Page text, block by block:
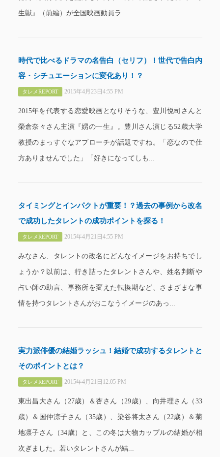
生獣』（前編）が全国映画動員ラ...
時代で比べるドラマの名告白（セリフ）！世代で告白内
容・シチュエーションに変化あり！？
タレメREPORT 2015年4月23日4:55 PM
2015年を代表する恋愛映画となりそうな、豊川悦司さんと
榮倉奈々さん主演『娚の一生』。豊川さん演じる52歳大学
教授のまっすぐなアプローチが話題ですね。「恋なので仕
方ありませんでした」「好きになってしも...
タイミングとインパクトが重要！？過去の事例から改名
で成功したタレントの成功ポイントを探る！
タレメREPORT 2015年4月21日4:55 PM
みなさん、タレントの改名にどんなイメージをお持ちでし
ょうか？以前は、行き詰ったタレントさんや、姓名判断や
占い師の助言、事務所を変えた転換期など、さまざまな事
情を持つタレントさんがおこなうイメージのあっ...
実力派俳優の結婚ラッシュ！結婚で成功するタレントと
そのポイントとは？
タレメREPORT 2015年4月21日12:05 PM
東出昌大さん（27歳）＆杏さん（29歳）、向井理さん（33
歳）＆国仲涼子さん（35歳）、染谷将太さん（22歳）＆菊
地凛子さん（34歳）と、この冬は大物カップルの結婚が相
次ぎました。若いタレントさんが結...